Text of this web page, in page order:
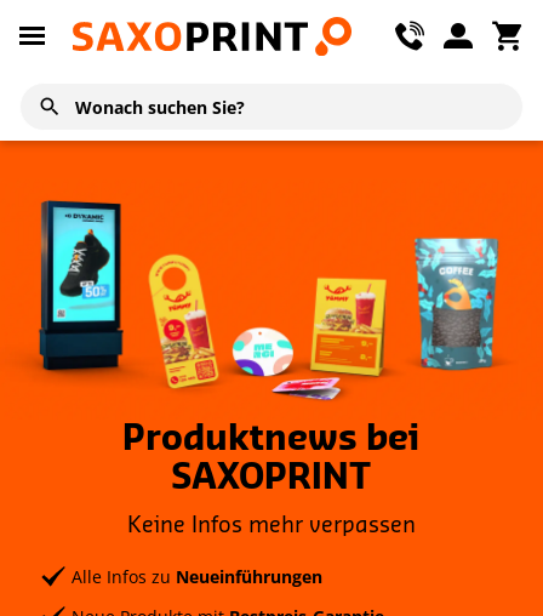
Produktnews bei
SAXOPRINT
Keine Infos mehr verpassen
Alle Infos zu Neueinführungen